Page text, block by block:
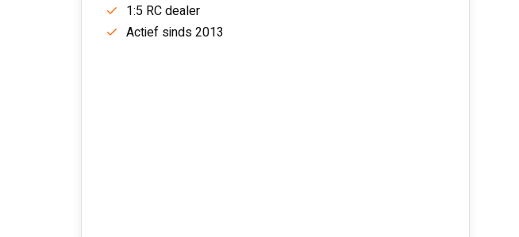
1:5 RC dealer
Actief sinds 2013